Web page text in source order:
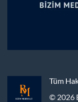
Tüm
© 2026